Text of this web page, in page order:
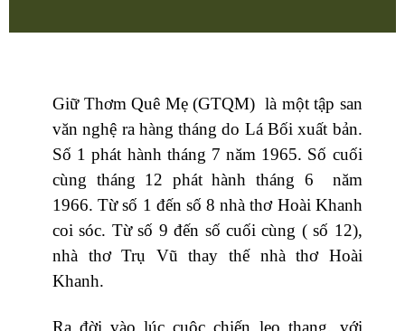
Giữ Thơm Quê Mẹ (GTQM) là một tập san
văn nghệ ra hàng tháng do Lá Bối xuất bản.
Số 1 phát hành tháng 7 năm 1965. Số cuối
cùng tháng 12 phát hành tháng 6 năm
1966. Từ số 1 đến số 8 nhà thơ Hoài Khanh
coi sóc. Từ số 9 đến số cuối cùng ( số 12),
nhà thơ Trụ Vũ thay thế nhà thơ Hoài
Khanh.
Ra đời vào lúc cuộc chiến leo thang, với